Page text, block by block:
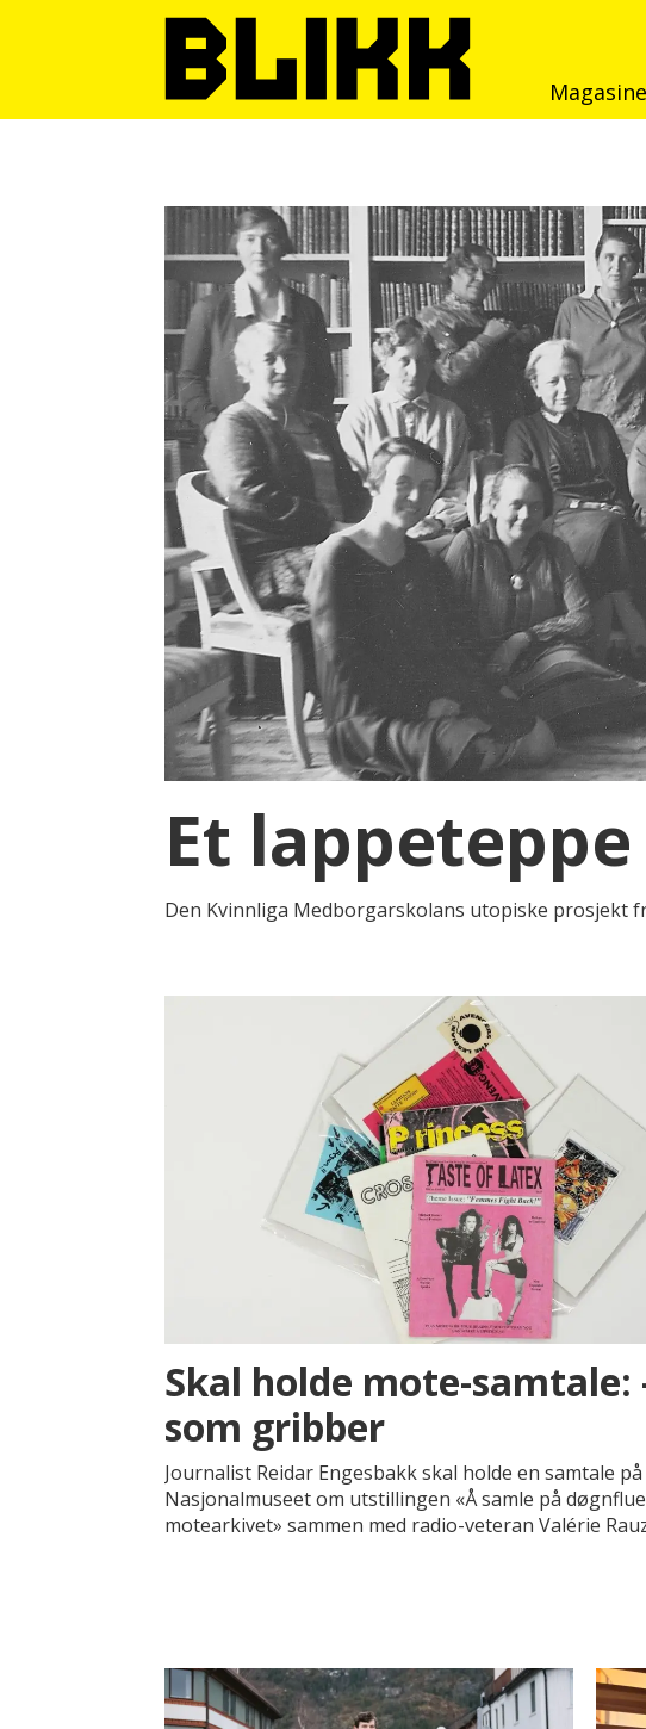
Et
Den Kvinnliga Medborgarskolans utopiske prosjekt
Skal holde mote-samtale:
som gribber
Journalist Reidar Engesbakk skal holde en samtale på
Nasjonalmuseet om utstillingen «Å samle på
motearkivet» sammen med radio-veteran Valérie